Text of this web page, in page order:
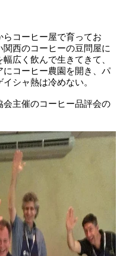
コーヒー屋で育ってお
西のコーヒーの豆問屋に
広く飲んで生きてきて、
コーヒー農園を開き、パ
シャ熱は冷めない。
主催のコーヒー品評会の